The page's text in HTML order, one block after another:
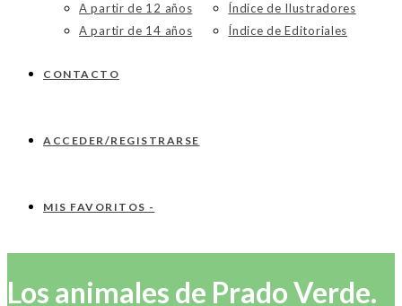
A partir de 12 años
A partir de 14 años
Índice de Ilustradores
Índice de Editoriales
CONTACTO
ACCEDER/REGISTRARSE
MIS FAVORITOS -
Los animales de Prado Verde.